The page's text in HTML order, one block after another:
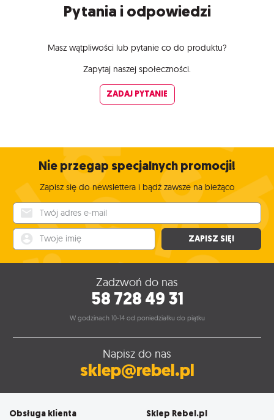
Pytania i odpowiedzi
Masz wątpliwości lub pytanie co do produktu?
Zapytaj naszej społeczności.
ZADAJ PYTANIE
Nie przegap specjalnych promocji!
Zapisz się do newslettera i bądź zawsze na bieżąco
ZAPISZ SIĘ!
Zadzwoń do nas
58 728 49 31
W godzinach 10-14 od poniedziałku do piątku
Napisz do nas
sklep@rebel.pl
Obsługa klienta Sklep Rebel.pl